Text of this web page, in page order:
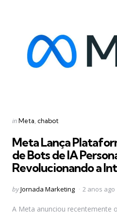
Categories
Posted
inMeta chabot
Meta Lança
de Bots de IA
Revolucionando a
Posted
byJornada Marketing 2 anos ago
A Meta anunciou recentemente